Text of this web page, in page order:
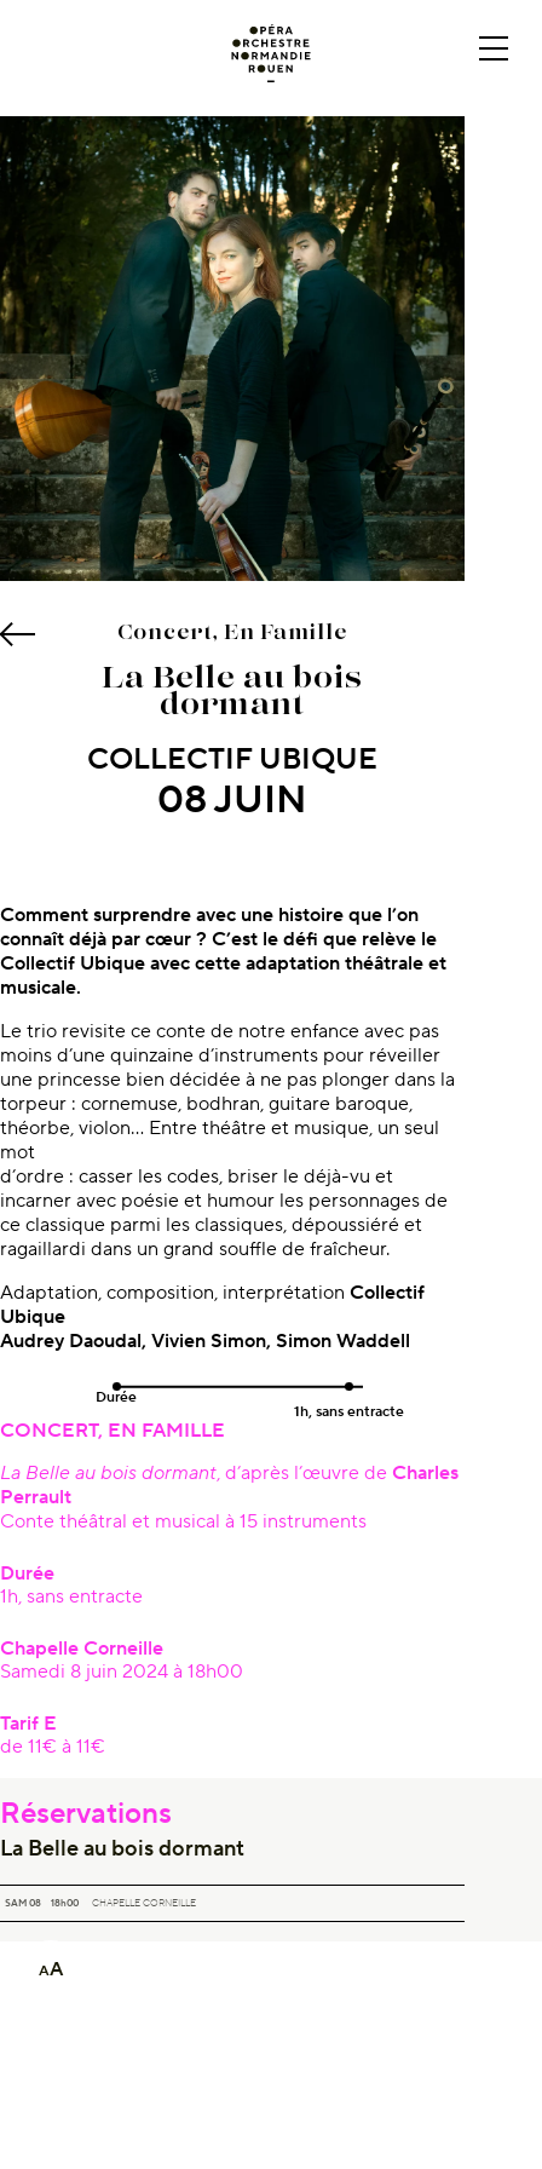
AA
Concert, En Famille
La Belle au bois
dormant
COLLECTIF UBIQUE
08 JUIN
À propos du concert
Comment surprendre avec une histoire que l’on
connaît déjà par cœur ? C’est le défi que relève le
Collectif Ubique avec cette adaptation théâtrale et
musicale.
Le trio revisite ce conte de notre enfance avec pas
moins d’une quinzaine d’instruments pour réveiller
une princesse bien décidée à ne pas plonger dans la
torpeur : cornemuse, bodhran, guitare baroque,
théorbe, violon… Entre théâtre et musique, un seul
mot
d’ordre : casser les codes, briser le déjà-vu et
incarner avec poésie et humour les personnages de
ce classique parmi les classiques, dépoussiéré et
ragaillardi dans un grand souffle de fraîcheur.
Adaptation, composition, interprétation Collectif
Ubique
Audrey Daoudal, Vivien Simon, Simon Waddell
Durée
1h, sans entracte
CONCERT, EN FAMILLE
La Belle au bois dormant, d’après l’œuvre de Charles
Perrault
Conte théâtral et musical à 15 instruments
Durée
1h, sans entracte
Chapelle Corneille
Samedi 8 juin 2024 à 18h00
Tarif E
de 11€ à 11€
Réservations
La Belle au bois dormant
SAM 08 18h00
LA BELLE AU BOIS DORMANT
CHAPELLE CORNEILLE